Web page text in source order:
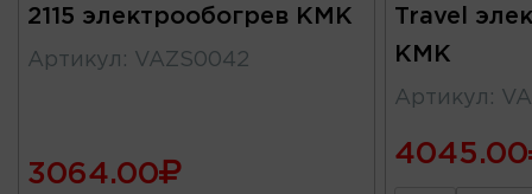
2115 электрообогрев КМК
Артикул : VAZS0042
3064.00
Travel
КМК
Артикул :
4045.00